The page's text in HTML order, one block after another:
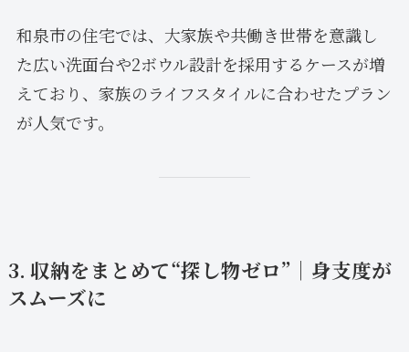
和泉市の住宅では、大家族や共働き世帯を意識し
た広い洗面台や2ボウル設計を採用するケースが増
えており、家族のライフスタイルに合わせたプラン
が人気です。
3. 収納をまとめて“探し物ゼロ”｜身支度が
スムーズに